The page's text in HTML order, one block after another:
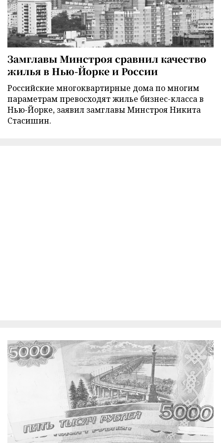
Замглавы Минстроя сравнил качество
жилья в Нью-Йорке и России
Российские многоквартирные дома по многим
параметрам превосходят жилье бизнес-класса в
Нью-Йорке, заявил замглавы Минстроя Никита
Стасишин.